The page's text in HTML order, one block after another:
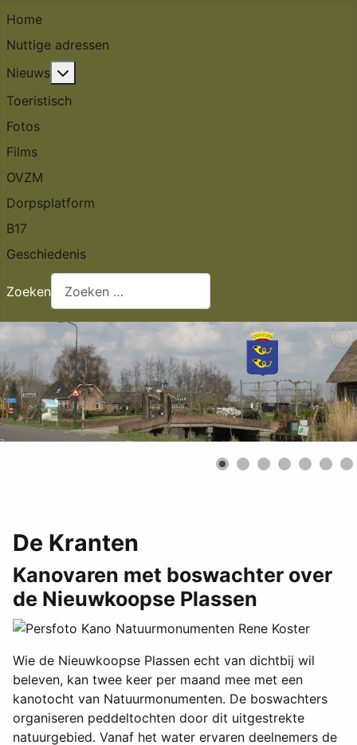
Home
Nuttige adressen
Nieuws
Toeristisch
Fotos
Films
OVZM
Dorpsplatform
B17
Geschiedenis
Zoeken
De Kranten
Kanovaren met boswachter over
de Nieuwkoopse Plassen
Wie de Nieuwkoopse Plassen echt van dichtbij wil
beleven, kan twee keer per maand mee met een
kanotocht van Natuurmonumenten. De boswachters
organiseren peddeltochten door dit uitgestrekte
natuurgebied. Vanaf het water ervaren deelnemers de